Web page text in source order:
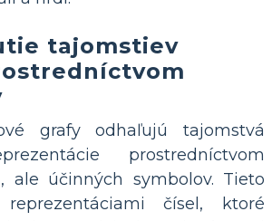
tajomstiev
grafy odhaľujú tajomstvá
prostredníctvom
ale účinných symbolov. Tieto
čísel, ktoré